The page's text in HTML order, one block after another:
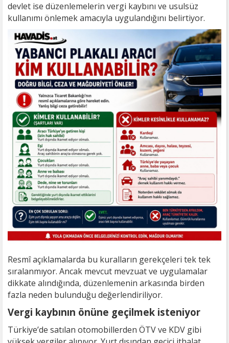
devlet ise düzenlemelerin vergi kaybını ve usulsüz
kullanımı önlemek amacıyla uygulandığını belirtiyor.
Resmî açıklamalarda bu kuralların gerekçeleri tek tek
sıralanmıyor. Ancak mevcut mevzuat ve uygulamalar
dikkate alındığında, düzenlemenin arkasında birden
fazla neden bulunduğu değerlendiriliyor.
Vergi kaybının önüne geçilmek isteniyor
Türkiye’de satılan otomobillerden ÖTV ve KDV gibi